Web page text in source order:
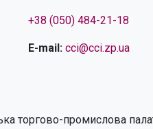
+38 (050) 484-21-18
E-mail: cci@cci.zp.ua
торгово-промислова